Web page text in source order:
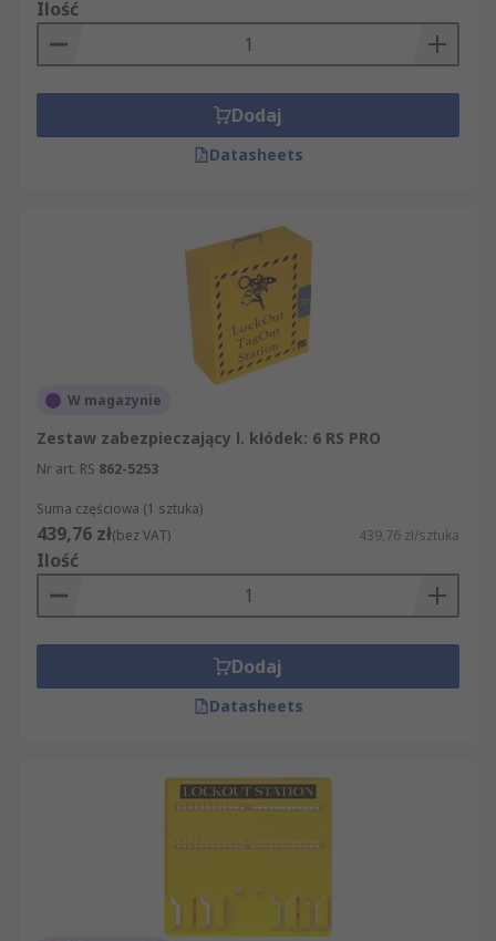
Ilość
Dodaj
Datasheets
W magazynie
Zestaw zabezpieczający l. kłódek: 6 RS PRO
Nr art. RS 862-5253
Suma częściowa (1 sztuka)
439,76 zł(bez VAT) 439,76 zł/sztuka
Ilość
Dodaj
Datasheets